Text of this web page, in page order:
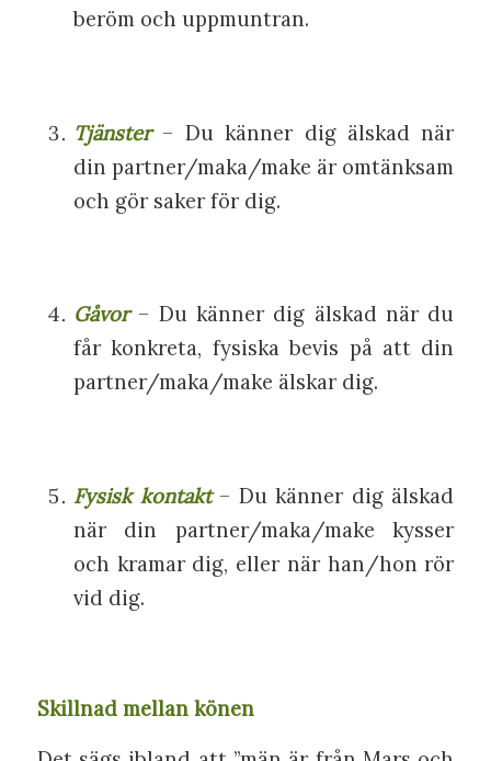
beröm och uppmuntran.
Tjänster– Du känner dig älskad när
din partner/maka/make är omtänksam
och gör saker för dig.
Gåvor – Du känner dig älskad när du
får konkreta, fysiska bevis på att din
partner/maka/make älskar dig.
Fysisk kontakt– Du känner dig älskad
när din partner/maka/make kysser
och kramar dig, eller när han/hon rör
vid dig.
Skillnad mellan könen